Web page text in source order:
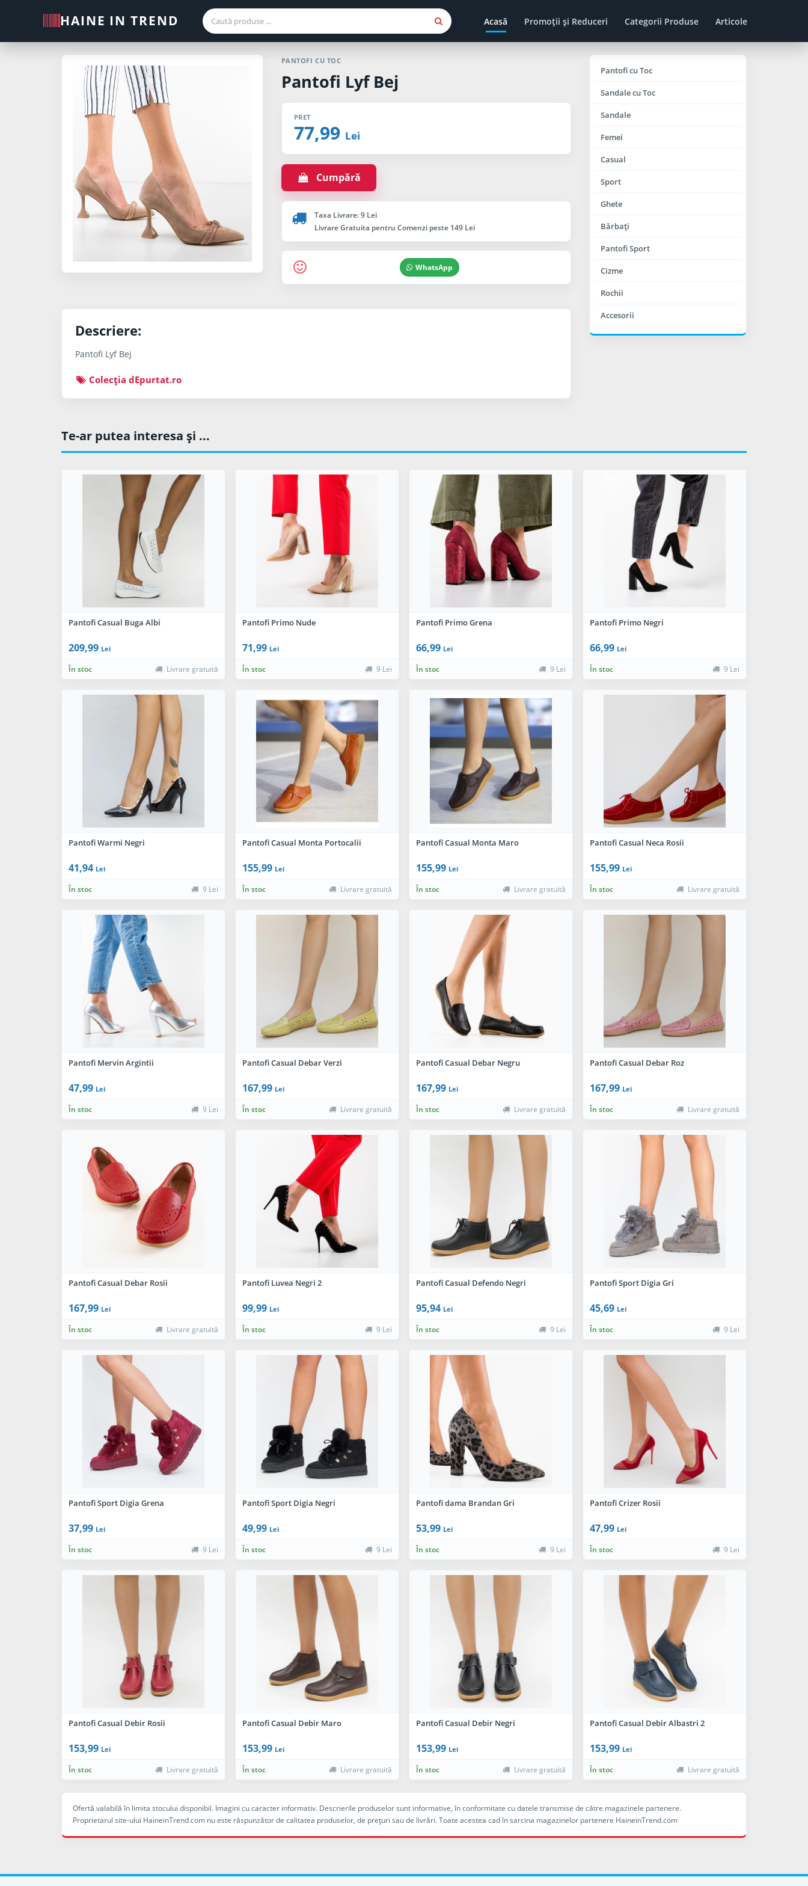
HAINE IN TREND Acasă Promoţii şi Reduceri Categorii Produse Articole
PANTOFI CU TOC
Pantofi Lyf Bej
PRET
77,99 Lei
Cumpără
Taxa Livrare: 9 Lei
Livrare Gratuita pentru Comenzi peste 149 Lei
WhatsApp
Descriere:
Pantofi Lyf Bej
Colecţia dEpurtat.ro
Pantofi cu Toc
Sandale cu Toc
Sandale
Femei
Casual
Sport
Ghete
Bărbaţi
Pantofi Sport
Cizme
Rochii
Accesorii
Te-ar putea interesa şi ...
Pantofi Casual Buga Albi
209,99 Lei
În stoc Livrare gratuită
Pantofi Primo Nude
71,99 Lei
În stoc 9 Lei
Pantofi Primo Grena
66,99 Lei
În stoc 9 Lei
Pantofi Primo Negri
66,99 Lei
În stoc 9 Lei
Pantofi Warmi Negri
41,94 Lei
În stoc 9 Lei
Pantofi Casual Monta Portocalii
155,99 Lei
În stoc Livrare gratuită
Pantofi Casual Monta Maro
155,99 Lei
În stoc Livrare gratuită
Pantofi Casual Neca Rosii
155,99 Lei
În stoc Livrare gratuită
Pantofi Mervin Argintii
47,99 Lei
În stoc 9 Lei
Pantofi Casual Debar Verzi
167,99 Lei
În stoc Livrare gratuită
Pantofi Casual Debar Negru
167,99 Lei
În stoc Livrare gratuită
Pantofi Casual Debar Roz
167,99 Lei
În stoc Livrare gratuită
Pantofi Casual Debar Rosii
167,99 Lei
În stoc Livrare gratuită
Pantofi Luvea Negri 2
99,99 Lei
În stoc 9 Lei
Pantofi Casual Defendo Negri
95,94 Lei
În stoc 9 Lei
Pantofi Sport Digia Gri
45,69 Lei
În stoc 9 Lei
Pantofi Sport Digia Grena
37,99 Lei
În stoc 9 Lei
Pantofi Sport Digia Negri
49,99 Lei
În stoc 9 Lei
Pantofi dama Brandan Gri
53,99 Lei
În stoc 9 Lei
Pantofi Crizer Rosii
47,99 Lei
În stoc 9 Lei
Pantofi Casual Debir Rosii
153,99 Lei
În stoc Livrare gratuită
Pantofi Casual Debir Maro
153,99 Lei
În stoc Livrare gratuită
Pantofi Casual Debir Negri
153,99 Lei
În stoc Livrare gratuită
Pantofi Casual Debir Albastri 2
153,99 Lei
În stoc Livrare gratuită
Ofertă valabilă în limita stocului disponibil. Imagini cu caracter informativ. Descrierile produselor sunt informative, în conformitate cu datele transmise de către magazinele partenere.
Proprietarul site-ului HaineinTrend.com nu este răspunzător de calitatea produselor, de preţuri sau de livrări. Toate acestea cad în sarcina magazinelor partenere HaineinTrend.com